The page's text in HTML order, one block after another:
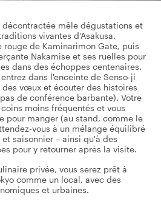
mêle dégustations et
vivantes d'Asakusa.
rouge de Kaminarimon Gate, puis
Nakamise et ses ruelles pour
dans des échoppes centenaires.
dans l'enceinte de Senso-ji
vœux et écouter des histoires
de conférence barbante). Votre
moins fréquentés et vous
pour manger (au stand, comme le
vous à un mélange équilibré
saisonnier – ainsi qu'à des
pour y retourner après la visite.
privée, vous serez prêt à
comme un local, avec des
et urbaines.